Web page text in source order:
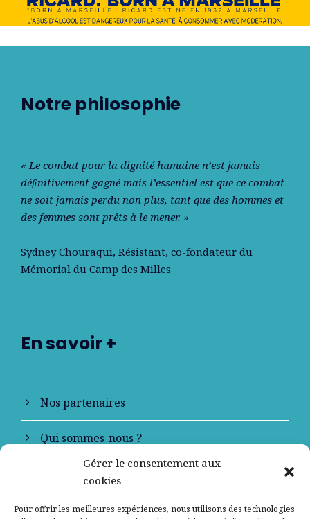
Gérer le consentement aux
cookies
Pour offrir les meilleures expériences, nous utilisons des technologies
Notre philosophie
« Le combat pour la dignité humaine n’est jamais
déﬁnitivement gagné mais l’essentiel est que ce combat
ne soit jamais perdu non plus, tant que des hommes et
des femmes sont prêts à le mener. »
Sydney Chouraqui, Résistant, co-fondateur du
Mémorial du Camp des Milles
En savoir +
Nos partenaires
Qui sommes-nous ?
Contactez-nous
Mentions légales